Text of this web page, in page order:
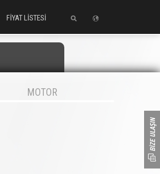
FİYAT LİSTESİ
MOTOR